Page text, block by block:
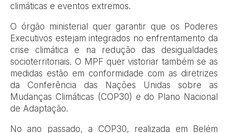
climáticas e eventos extremos.
O órgão ministerial quer garantir que os Poderes
Executivos estejam integrados no enfrentamento da
crise climática e na redução das desigualdades
socioterritoriais. O MPF quer vistoriar também se as
medidas estão em conformidade com as diretrizes
da Conferência das Nações Unidas sobre as
Mudanças Climáticas (COP30) e do Plano Nacional
de Adaptação.
No ano passado, a COP30, realizada em Belém